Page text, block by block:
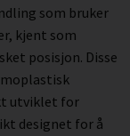
som bruker
kjent som
posisjon. Disse
utviklet for
designet for å